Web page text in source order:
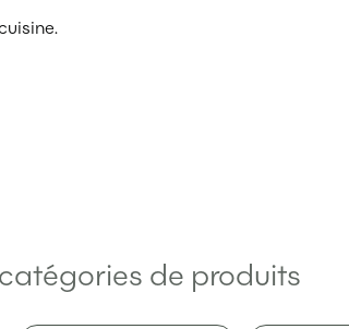
de produits